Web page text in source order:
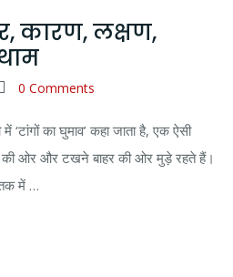
कारण, लक्षण,
0 Comments
का घुमाव’ कहा जाता है, एक ऐसी
की ओर और टखने बाहर की ओर मुड़े रहते हैं।
में …